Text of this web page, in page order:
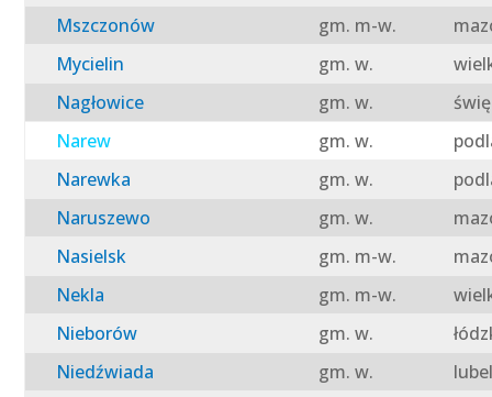
Mszczonów
gm. m-w.
Mycielin
gm. w.
Nagłowice
gm. w.
Narew
gm. w.
Narewka
gm. w.
Naruszewo
gm. w.
Nasielsk
gm. m-w.
Nekla
gm. m-w.
Nieborów
gm. w.
Niedźwiada
gm. w.